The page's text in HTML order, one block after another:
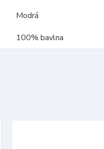
Modrá
100% bavlna